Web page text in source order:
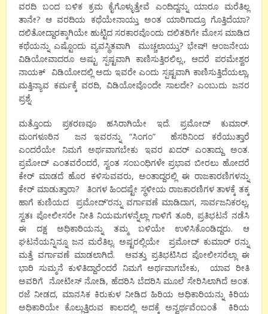
ವರದಿ ಬಂದ ಬಳಿಕ ಕ್ರಮ ಕೈಗೊಳ್ಳುತ್ತೇವೆ ಎಂದಿದ್ದನ್ನು ಯಾರೂ ಮರೆತಿಲ್ಲ
ತಾನೇ? ಆ ವರದಿಯ ಕಥೆಯೇನಾಯ್ತು ಅಂತ ಯಾರಿಗಾದ್ರೂ ಗೊತ್ತಿದೆಯಾ?
ದಲಿತೋದ್ದಾರಕ್ಕಾಗಿಯೇ ಹುಟ್ಟಿದ ಸರಕಾರವೊಂದು ದಲಿತರಿಗೇ ಮೋಸ ಮಾಡಿದ
ಕಥೆಯನ್ನು ಎಷ್ಟೊಂದು ವ್ಯವಸ್ಥಿತವಾಗಿ ಮುಚ್ಚಲಾಯ್ತು? ಭೇಷ್! ಆಂಜನೇಯ
ವಿಡಿಯೋವಾದರೂ ಅಷ್ಟು ಸ್ಪಷ್ಟವಾಗಿ ಕಾಣಿಸುತ್ತಿರಲಿಲ್ಲ., ಆದರೆ ಪರಮೇಶ್ವರ
ನಾಯಕ್ ವಿಡಿಯೋದಲ್ಲಿ ಅದು ಇವರೇ ಎಂದು ಸ್ಪಷ್ಟವಾಗಿ ಕಾಣಿಸುತ್ತಿದೆಯಲ್ಲಾ,
ಮತ್ತಿನ್ಯಾವ ಕರ್ಮಕ್ಕೆ ವರದಿ, ವಿಡಿಯೋವೊಂದೇ ಸಾಲದೇ? ಎಂಬುದು ಜನರ
ಪ್ರಶ್ನೆ.
ಮತ್ತೊಂದು ಪ್ರಕರಣವೂ ಹಸಿರಾಗಿಯೇ ಇದೆ. ಪ್ರಮೋದ್ ಕುಮಾರ್.
ಮಂಗಳೂರಿನ ಜನ ಇವರನ್ನು “ಸಿಂಗಂ” ಹೆಸರಿನಿಂದ ಕರೆಯುತ್ತಾರೆ
ಎಂದರೆಯೇ ನಿಮಗೆ ಅರ್ಥವಾಗಬೇಕು ಇವರ ಖದರ್ ಎಂತಾದ್ದು ಅಂತ.
ಪ್ರಮೋದ್ ಎಂತವರೆಂದರೆ, ಸ್ವಂತ ಸಂಬಂಧಿಗಳೇ ಪ್ರಭಾವ ಬೀರಲು ಹೋದರೆ
ಕೇರ್ ಮಾಡದೆ ಹೊರ ಕಳಿಸುವವರು, ಅಂತಾದ್ದರಲ್ಲಿ ಈ ರಾಜಕಾರಣಿಗಳನ್ನು
ಕೇರ್ ಮಾಡುತ್ತಾರಾ? ತಿಂಗಳ ಹಿಂದಷ್ಟೇ ಸ್ಥಳೀಯ ರಾಜಕಾರಣಿಗಳ ತಾಳಕ್ಕೆ ತಕ್ಕ
ಹಾಗೆ ಕುಣಿಯದ ಪ್ರಮೋದ್’ರನ್ನು ವರ್ಗಾವಣೆ ಮಾಡಿದಾಗ, ಸಾರ್ವಜನಿಕರಲ್ಲ,
ಸ್ವತಃ ಪೋಲೀಸರೇ ನೀತಿ ನಿಯಮಗಳನ್ನೆಲ್ಲಾ ಗಾಳಿಗೆ ತೂರಿ, ಪ್ರತಿಭಟನೆ ನಡೆಸಿ
ಈ ದಕ್ಷ ಅಧಿಕಾರಿಯನ್ನು ತಮ್ಮ ಬಳಿಯೇ ಉಳಿಸಿಕೊಂಡಿದ್ದರು. ಆ
ಘಟನೆಯನ್ನಿನ್ನೂ ಜನ ಮರೆತಿಲ್ಲ. ಅಷ್ಟರಲ್ಲಿಯೇ ಪ್ರಮೋದ್ ಕುಮಾರ್ ರನ್ನು
ಮತ್ತೆ ವರ್ಗಾವಣೆ ಮಾಡಲಾಗಿದೆ. ಆವತ್ತು ಪ್ರತಿಭಟಿಸಿದ ಪೋಲೀಸರೆಲ್ಲಾ ಈ
ಭಾರಿ ಸುಮ್ಮನೆ ಕುಳಿತಿದ್ದಾರೆಂದರೆ ನಿಮಗೆ ಅರ್ಥವಾಗಬೇಕು, ಯಾವ ರೀತಿ
ಅವರಿಗೆ ನೋಟೀಸ್ ನೋಡಿ, ಹೆದರಿಸಿ ಬೆದರಿಸಿ ಮೂಲೆ ಸೇರಿಸಿಲಾಗಿದೆ ಅಂತ.
ರಜೆ ನೀಡದ, ಮಾನಸಿಕ ಕಿರುಕುಳ ನೀಡಿದ ಹಿರಿಯ ಅಧಿಕಾರಿಯನ್ನು ಕಿರಿಯ
ಅಧಿಕಾರಿಯೇ ಕೊಲ್ಲುತ್ತಿರುವ ಕಾಲದಲ್ಲಿ ಅದಕ್ಕೆ ಅನ್ವರ್ಥವೆಂಬಂತೆ ಕಿರಿಯ